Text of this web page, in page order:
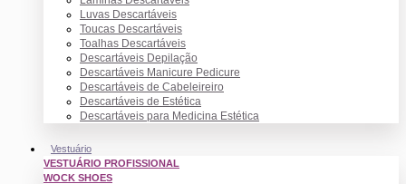
Luvas Descartáveis
Toucas Descartáveis
Toalhas Descartáveis
Descartáveis Depilação
Descartáveis Manicure Pedicure
Descartáveis de Cabeleireiro
Descartáveis de Estética
Descartáveis para Medicina Estética
Vestuário
VESTUÁRIO PROFISSIONAL
WOCK SHOES